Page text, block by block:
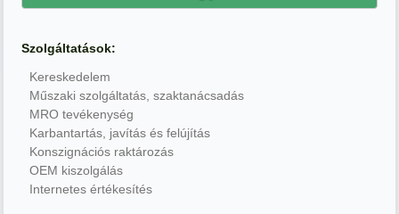
Szolgáltatások:
Kereskedelem
Műszaki szolgáltatás, szaktanácsadás
MRO tevékenység
Karbantartás, javítás és felújítás
Konszignációs raktározás
OEM kiszolgálás
Internetes értékesítés